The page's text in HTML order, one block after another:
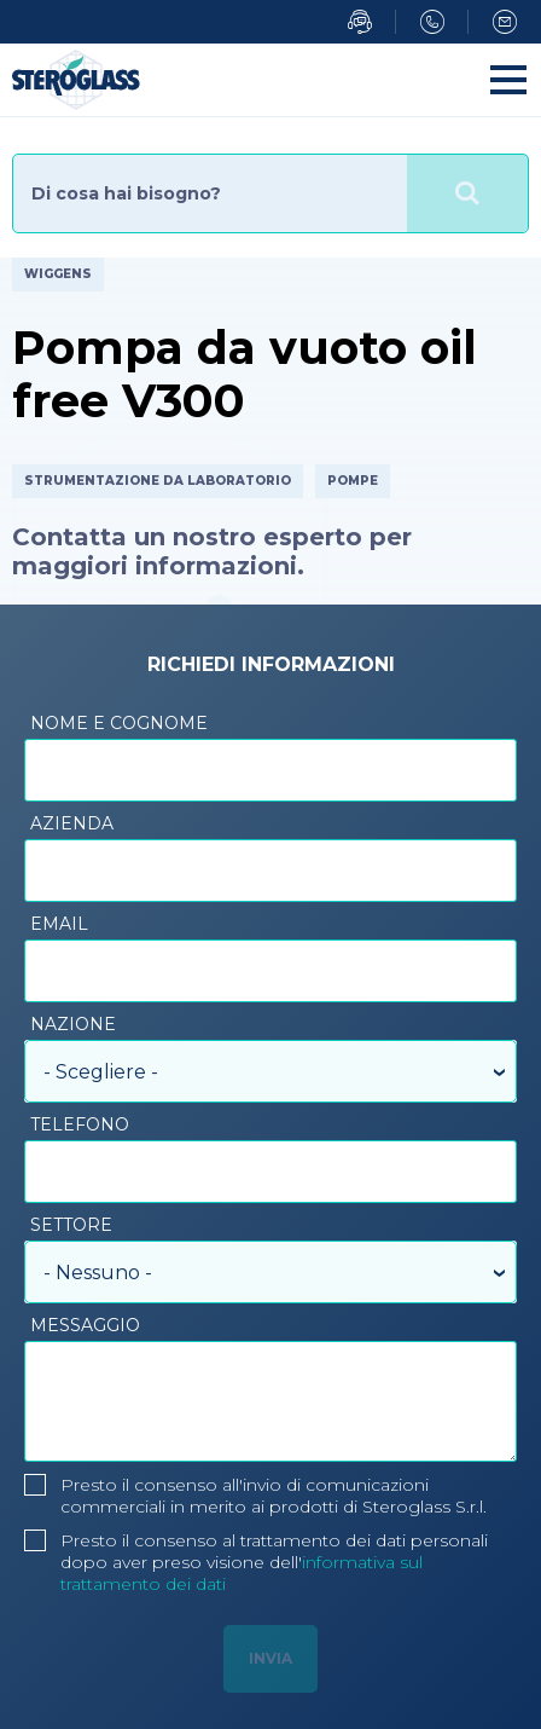
al
contenuto
principale
WIGGENS
Pompa da vuoto oil
free V300
STRUMENTAZIONE DA LABORATORIO POMPE
Contatta un nostro esperto per
maggiori informazioni.
RICHIEDI INFORMAZIONI
NOME E COGNOME
AZIENDA
EMAIL
NAZIONE
- Scegliere -
TELEFONO
SETTORE
- Nessuno -
MESSAGGIO
Presto il consenso all'invio di comunicazioni
commerciali in merito ai prodotti di Steroglass S.r.l.
Presto il consenso al trattamento dei dati personali
dopo aver preso visione dell'informativa sul
trattamento dei dati